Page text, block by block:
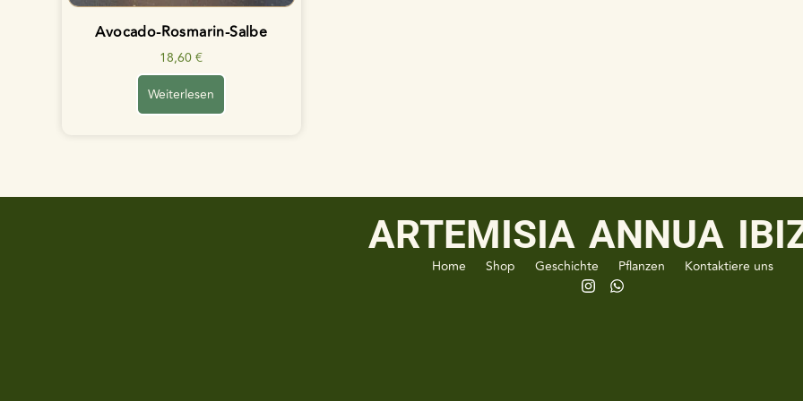
Avocado-Rosmarin-Salbe
18,60€
Weiterlesen
ARTEMISIA ANNUA
Home Shop Geschichte Pflanzen Kontaktiere uns